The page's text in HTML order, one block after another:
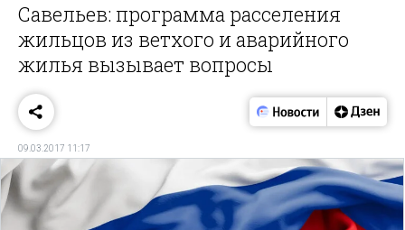
Савельев: программа расселения
жильцов из ветхого и аварийного
жилья вызывает вопросы
09.03.2017 11:17